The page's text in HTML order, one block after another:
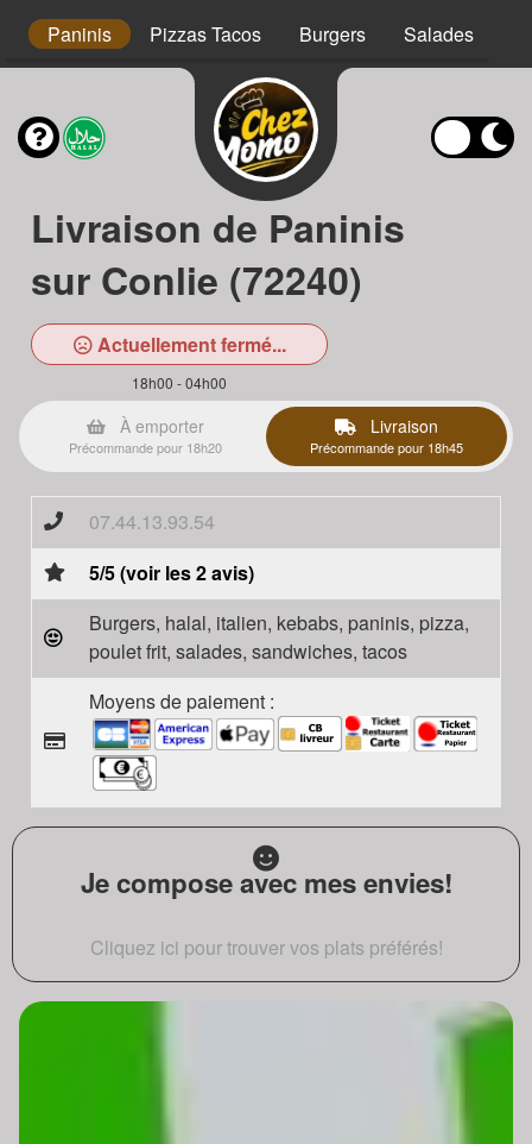
Paninis Pizzas Tacos Burgers Salades
Livraison de Paninis
sur Conlie (72240)
Actuellement fermé...
18h00 - 04h00
À emporter
Précommande pour 18h20
Livraison
Précommande pour 18h45
07.44.13.93.54
5/5 (voir les 2 avis)
Burgers, halal, italien, kebabs, paninis, pizza,
poulet frit, salades, sandwiches, tacos
Moyens de paiement :
Je compose avec mes envies!
Cliquez ici pour trouver vos plats préférés!